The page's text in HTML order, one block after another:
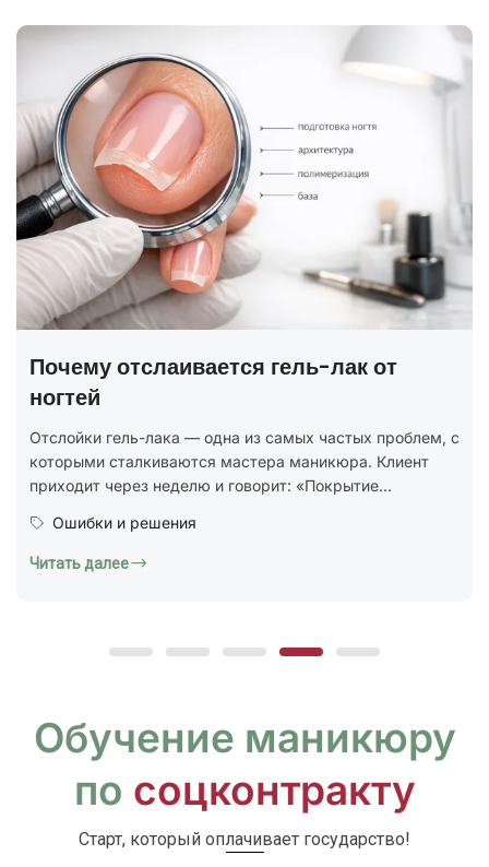
ГОСТ на маникюр Р 72319-2025 —
В 2025 году был утверждён новый национальный
стандарт ГОСТ Р 72319-2025 «Услуги бытовые.
Ногтевой сервис. Карты типовых технологических
процессов. Общие...
Юридическая грамотность
Обучение маникюру
по соцконтракту
Старт, который оплачивает государство!